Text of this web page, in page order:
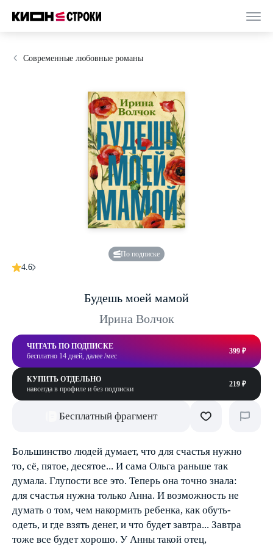
Современные любовные романы
По подписке
4.6
Будешь моей мамой
Ирина Волчок
ЧИТАТЬ ПО ПОДПИСКЕ
бесплатно 14 дней, далее /мес
399 ₽
КУПИТЬ ОТДЕЛЬНО
навсегда в профиле и без подписки
219 ₽
Бесплатный фрагмент
Большинство людей думает, что для счастья нужно
то, сё, пятое, десятое... И сама Ольга раньше так
думала. Глупости все это. Теперь она точно знала:
для счастья нужна только Анна. И возможность не
думать о том, чем накормить ребенка, как обуть-
одеть, и где взять денег, и что будет завтра... Завтра
тоже все будет хорошо. У Анны такой отец,